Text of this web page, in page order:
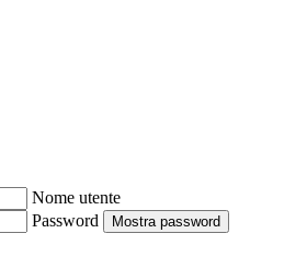
Nome utente
Password
Mostra password